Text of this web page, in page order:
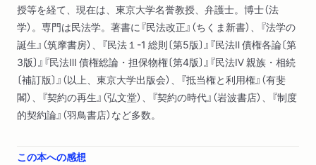
授等を経て、現在は、東京大学名誉教授、弁護士。博士（法
学）。専門は民法学。著書に『民法改正』（ちくま新書）、『法学の
誕生』（筑摩書房）、『民法１-1 総則〔第5版〕』『民法Ⅱ 債権各論〔第
3版〕』『民法Ⅲ 債権総論・担保物権〔第4版〕』『民法Ⅳ 親族・相続
〔補訂版〕』（以上、東京大学出版会）、『抵当権と利用権』（有斐
閣）、『契約の再生』（弘文堂）、『契約の時代』（岩波書店）、『制度
的契約論』（羽鳥書店）など多数。
この本への感想